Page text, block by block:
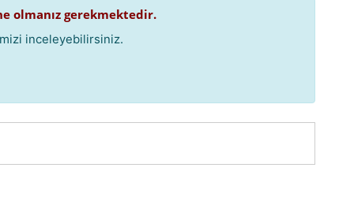
olmanız gerekmektedir.
inceleyebilirsiniz.